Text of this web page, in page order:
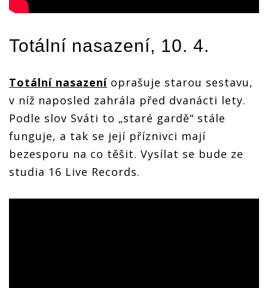
Totální nasazení, 10. 4.
Totální nasazení oprašuje starou sestavu,
v níž naposled zahrála před dvanácti lety.
Podle slov Sváti to „staré gardě“ stále
funguje, a tak se její příznivci mají
bezesporu na co těšit. Vysílat se bude ze
studia 16 Live Records.